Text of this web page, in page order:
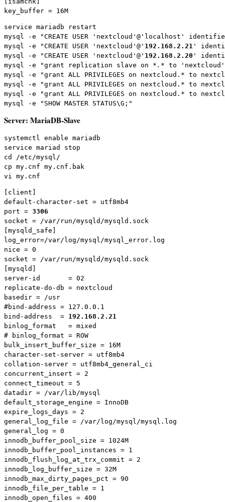
key_buffer = 16M
service mariadb restart
mysql -e "CREATE USER 'nextcloud'@'localhost'
mysql -e "CREATE USER 'nextcloud'@' 192.168.2.21 '
mysql -e "CREATE USER 'nextcloud'@' 192.168.2.20 '
mysql -e "grant replication slave on * .* to
mysql -e "grant ALL PRIVILEGES on nextcloud.* to
mysql -e "grant ALL PRIVILEGES on nextcloud.* to
mysql -e "grant ALL PRIVILEGES on nextcloud.* to
mysql -e "SHOW MASTER STATUS\G;"
Server: MariaDB-Slave
systemctl enable mariadb
service mariad stop
cd /etc/mysql/
cp my.cnf my.cnf.bak
vi my.cnf
[client]
default-character-set = utf8mb4
port = 3306
socket = /var/run/mysqld/mysqld.sock
[mysqld_safe]
log_error=/var/log/mysql/mysql_error.log
nice = 0
socket = /var/run/mysqld/mysqld.sock
[mysqld]
server-id       = 02
replicate-do-db = nextcloud
basedir = /usr
#bind-address = 127.0.0.1
bind-address  = 192.168.2.21
binlog_format   = mixed
# binlog_format = ROW
bulk_insert_buffer_size = 16M
character-set-server = utf8mb4
collation-server = utf8mb4_general_ci
concurrent_insert = 2
connect_timeout = 5
datadir = /var/lib/mysql
default_storage_engine = InnoDB
expire_logs_days = 2
general_log_file = /var/log/mysql/mysql.log
general_log = 0
innodb_buffer_pool_size = 1024M
innodb_buffer_pool_instances = 1
innodb_flush_log_at_trx_commit = 2
innodb_log_buffer_size = 32M
innodb_max_dirty_pages_pct = 90
innodb_file_per_table = 1
innodb_open_files = 400